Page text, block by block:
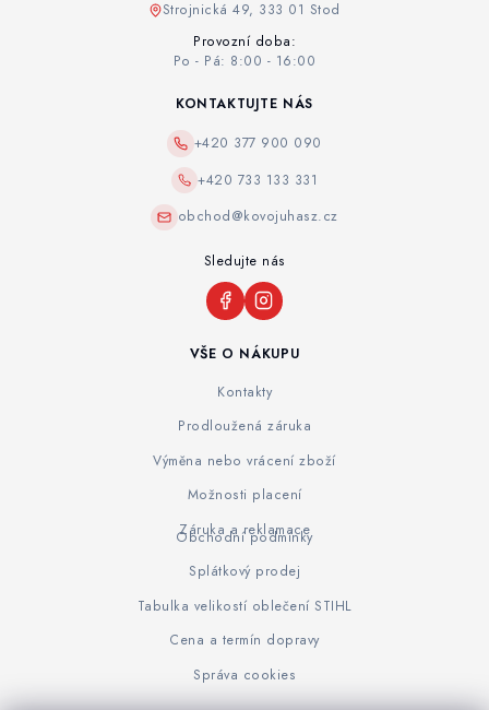
Strojnická 49, 333 01 Stod
Provozní doba:
Po - Pá: 8:00 - 16:00
VŠE O NÁKUPU
Kontakty
Prodloužená záruka
Výměna nebo vrácení zboží
Možnosti placení
Záruka a reklamace
Obchodní podmínky
Splátkový prodej
Tabulka velikostí oblečení STIHL
Cena a termín dopravy
Správa cookies
KONTAKTUJTE NÁS
+420 377 900 090
+420 733 133 331
obchod@kovojuhasz.cz
Sledujte nás